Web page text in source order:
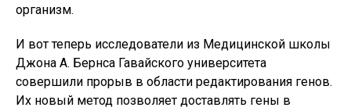
организм.
И вот теперь исследователи из Медицинской школы
Джона А. Бернса Гавайского университета
совершили прорыв в области редактирования генов.
Их новый метод позволяет доставлять гены в